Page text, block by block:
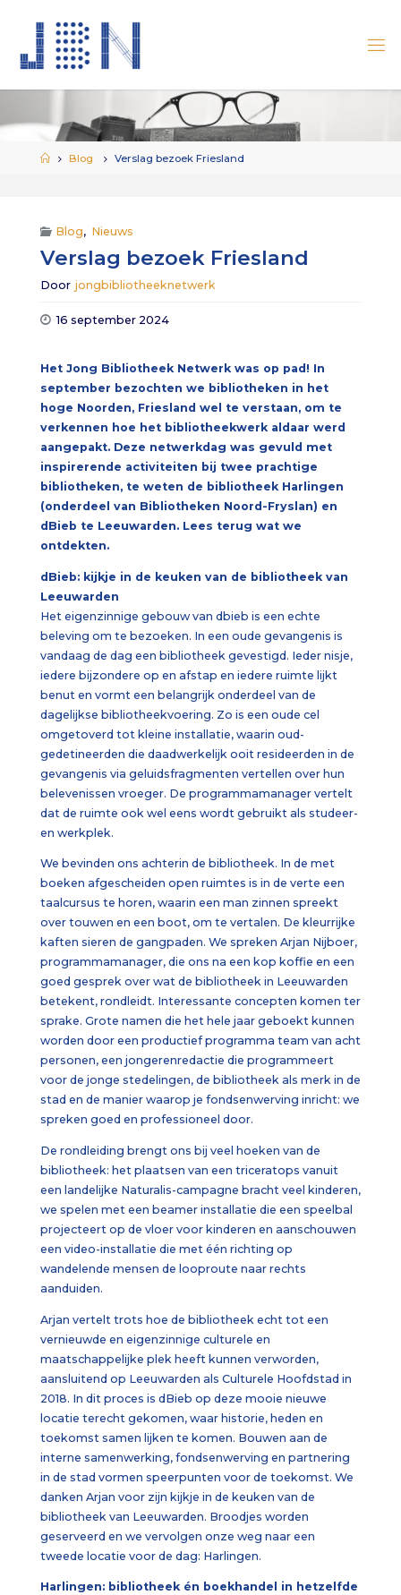
inhoud
HomeBlog Verslag bezoek Friesland
Blog, Nieuws
Verslag bezoek Friesland
Door jongbibliotheeknetwerk
16 september 2024
Het Jong Bibliotheek Netwerk was op pad! In
september bezochten we bibliotheken in het
hoge Noorden, Friesland wel te verstaan, om te
verkennen hoe het bibliotheekwerk aldaar werd
aangepakt. Deze netwerkdag was gevuld met
inspirerende activiteiten bij twee prachtige
bibliotheken, te weten de bibliotheek Harlingen
(onderdeel van Bibliotheken Noord-Fryslan) en
dBieb te Leeuwarden. Lees terug wat we
ontdekten.
dBieb: kijkje in de keuken van de bibliotheek van
Leeuwarden
Het eigenzinnige gebouw van dbieb is een echte
beleving om te bezoeken. In een oude gevangenis is
vandaag de dag een bibliotheek gevestigd. Ieder nisje,
iedere bijzondere op en afstap en iedere ruimte lijkt
benut en vormt een belangrijk onderdeel van de
dagelijkse bibliotheekvoering. Zo is een oude cel
omgetoverd tot kleine installatie, waarin oud-
gedetineerden die daadwerkelijk ooit resideerden in de
gevangenis via geluidsfragmenten vertellen over hun
belevenissen vroeger. De programmamanager vertelt
dat de ruimte ook wel eens wordt gebruikt als studeer-
en werkplek.
We bevinden ons achterin de bibliotheek. In de met
boeken afgescheiden open ruimtes is in de verte een
taalcursus te horen, waarin een man zinnen spreekt
over touwen en een boot, om te vertalen. De kleurrijke
kaften sieren de gangpaden. We spreken Arjan Nijboer,
programmamanager, die ons na een kop koffie en een
goed gesprek over wat de bibliotheek in Leeuwarden
betekent, rondleidt. Interessante concepten komen ter
sprake. Grote namen die het hele jaar geboekt kunnen
worden door een productief programma team van acht
personen, een jongerenredactie die programmeert
voor de jonge stedelingen, de bibliotheek als merk in de
stad en de manier waarop je fondsenwerving inricht: we
spreken goed en professioneel door.
De rondleiding brengt ons bij veel hoeken van de
bibliotheek: het plaatsen van een triceratops vanuit
een landelijke Naturalis-campagne bracht veel kinderen,
we spelen met een beamer installatie die een speelbal
projecteert op de vloer voor kinderen en aanschouwen
een video-installatie die met één richting op
wandelende mensen de looproute naar rechts
aanduiden.
Arjan vertelt trots hoe de bibliotheek echt tot een
vernieuwde en eigenzinnige culturele en
maatschappelijke plek heeft kunnen verworden,
aansluitend op Leeuwarden als Culturele Hoofdstad in
2018. In dit proces is dBieb op deze mooie nieuwe
locatie terecht gekomen, waar historie, heden en
toekomst samen lijken te komen. Bouwen aan de
interne samenwerking, fondsenwerving en partnering
in de stad vormen speerpunten voor de toekomst. We
danken Arjan voor zijn kijkje in de keuken van de
bibliotheek van Leeuwarden. Broodjes worden
geserveerd en we vervolgen onze weg naar een
tweede locatie voor de dag: Harlingen.
Harlingen: bibliotheek én boekhandel in hetzelfde